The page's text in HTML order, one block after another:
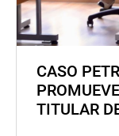
CASO
TITULAR